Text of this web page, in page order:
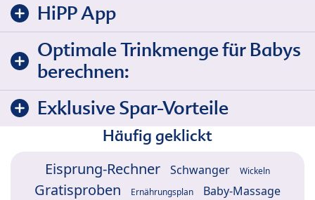
HiPP App
Optimale Trinkmenge für Babys
berechnen:
Exklusive Spar-Vorteile
Häufig geklickt
Eisprung-Rechner Schwanger Wickeln
Gratisproben Ernährungsplan Baby-Massage